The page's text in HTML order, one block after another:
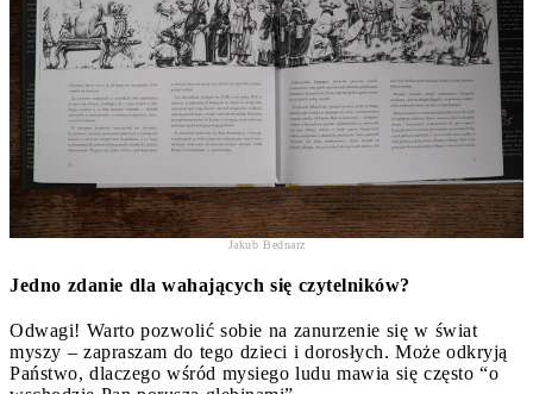
Jakub Bednarz
Jedno zdanie dla wahających się czytelników?
Odwagi! Warto pozwolić sobie na zanurzenie się w świat
myszy – zapraszam do tego dzieci i dorosłych. Może odkryją
Państwo, dlaczego wśród mysiego ludu mawia się często “o